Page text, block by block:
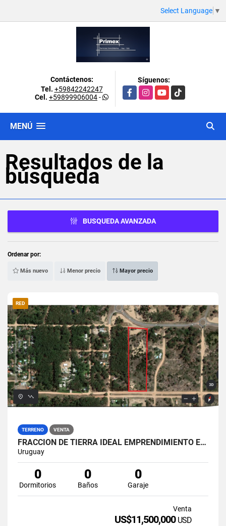
Select Language ▼
Contáctenos:
Tel. +59842242247
Cel. +59899906004-
Síguenos:
FacebookInstagramYouTubeTikTok
MENÚ
Resultados de la
búsqueda
BUSQUEDA AVANZADA
Ordenar por:
Más nuevo Menor precio Mayor precio
RED
TERRENO VENTA
FRACCION DE TIERRA IDEAL EMPRENDIMIENTO EN RINCON DEL INDIO
Uruguay
0
Dormitorios
0
Baños
0
Garaje
Venta
US$11,500,000 USD